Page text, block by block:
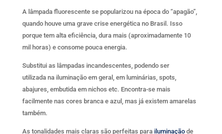
A lâmpada fluorescente se popularizou na época do “apagão”,
quando houve uma grave crise energética no Brasil. Isso
porque tem alta eficiência, dura mais (aproximadamente 10
mil horas) e consome pouca energia.
Substitui as lâmpadas incandescentes, podendo ser
utilizada na iluminação em geral, em luminárias, spots,
abajures, embutida em nichos etc. Encontra-se mais
facilmente nas cores branca e azul, mas já existem amarelas
também.
As tonalidades mais claras são perfeitas para iluminaçãode